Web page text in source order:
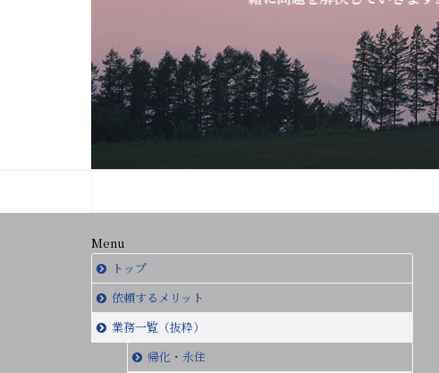
Menu
トップ
依頼するメリット
業務一覧（抜粋）
帰化・永住